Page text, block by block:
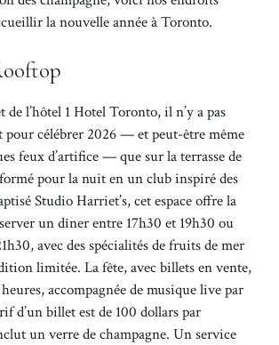
la nouvelle année à Toronto.
de l’hôtel 1 Hotel Toronto, il n’y a pas
célébrer 2026 — et peut-être même
feux d’artifice — que sur la terrasse de
pour la nuit en un club inspiré des
Studio Harriet’s, cet espace offre la
un dîner entre 17h30 et 19h30 ou
avec des spécialités de fruits de mer
limitée. La fête, avec billets en vente,
accompagnée de musique live par
d’un billet est de 100 dollars par
un verre de champagne. Un service